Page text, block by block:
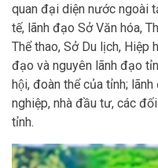
quan đại diện nước ngoài
tế, lãnh đạo Sở Văn hóa,
Thể thao, Sở Du lịch, Hiệp
đạo và nguyên lãnh đạo
hội, đoàn thể của tỉnh;
nghiệp, nhà đầu tư, các
tỉnh.